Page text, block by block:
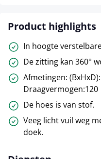
Product highlights
In hoogte
De zitting kan 360°
Afmetingen:
Draagvermogen:120
De hoes is van stof.
Veeg licht vuil weg
doek.